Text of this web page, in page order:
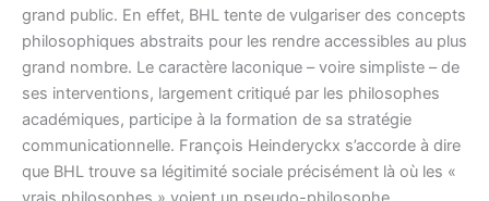
grand public. En effet, BHL tente de vulgariser des concepts
philosophiques abstraits pour les rendre accessibles au plus
grand nombre. Le caractère laconique – voire simpliste – de
ses interventions, largement critiqué par les philosophes
académiques, participe à la formation de sa stratégie
communicationnelle. François Heinderyckx s’accorde à dire
que BHL trouve sa légitimité sociale précisément là où les «